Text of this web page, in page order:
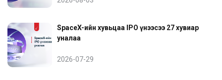
SpaceX-ийн хувьцаа IPO үнээсээ 27 хувиар
уналаа
2026-07-29